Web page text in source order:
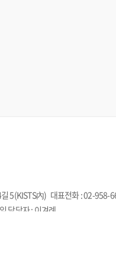
5(KISTS內) 대표전화 : 02-958-
담당자 : 이겨례